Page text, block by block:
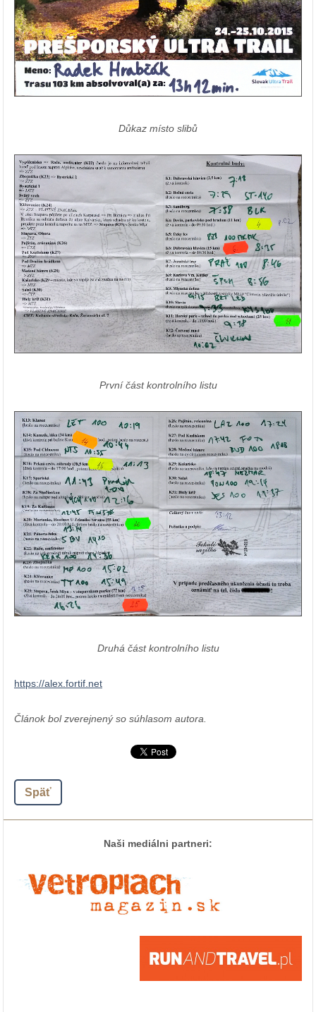
Důkaz místo slibů
První část kontrolního listu
Druhá část kontrolního listu
https://alex.fortif.net
Článok bol zverejnený so súhlasom autora.
Späť
Naši mediálni partneri: